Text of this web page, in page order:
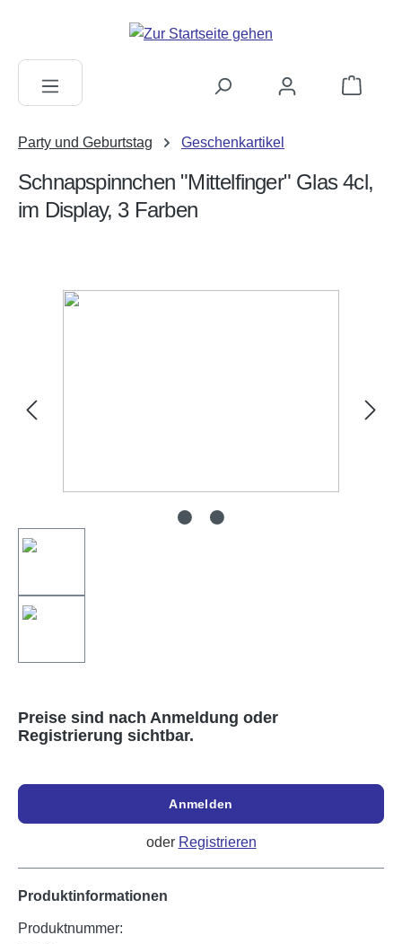
Party und Geburtstag Geschenkartikel
Schnapspinnchen "Mittelfinger" Glas 4cl,
im Display, 3 Farben
Bildergalerie überspringen
Preise sind nach Anmeldung oder
Registrierung sichtbar.
Anmelden
oder Registrieren
Produktinformationen
Produktnummer: